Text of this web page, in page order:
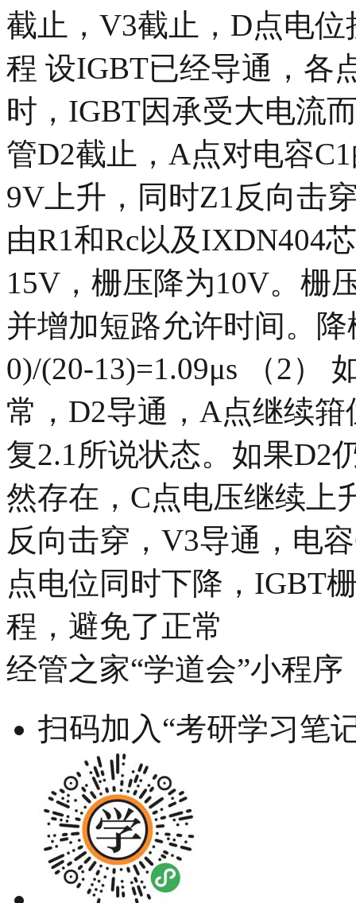
截止，V3截止，D点电
程 设IGBT已经导通，各
时，IGBT因承受大电流
管D2截止，A点对电容
9V上升，同时Z1反向击
由R1和Rc以及IXDN404
15V，栅压降为10V。栅
并增加短路允许时间。
0)/(20-13)=1.09μs （2）
常，D2导通，A点继续
复2.1所说状态。如果D2
然存在，C点电压继续上
反向击穿，V3导通，电
点电位同时下降，IGBT
程，避免了正常
经管之家“学道会”小程序
扫码加入“考研学习笔